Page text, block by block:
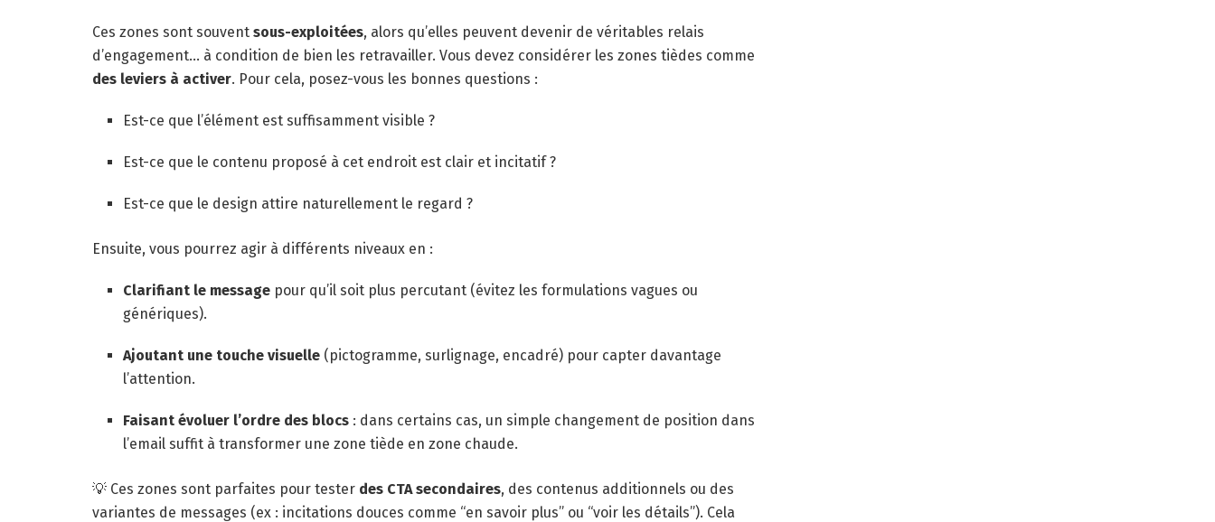
Ces zones sont souvent sous-exploitées, alors qu’elles peuvent devenir de véritables relais
d’engagement… à condition de bien les retravailler. Vous devez considérer les zones tièdes comme
des leviers à activer. Pour cela, posez-vous les bonnes questions :
Est-ce que l’élément est suffisamment visible ?
Est-ce que le contenu proposé à cet endroit est clair et incitatif ?
Est-ce que le design attire naturellement le regard ?
Ensuite, vous pourrez agir à différents niveaux en :
Clarifiant le message pour qu’il soit plus percutant (évitez les formulations vagues ou
génériques).
Ajoutant une touche visuelle (pictogramme, surlignage, encadré) pour capter davantage
l’attention.
Faisant évoluer l’ordre des blocs : dans certains cas, un simple changement de position dans
l’email suffit à transformer une zone tiède en zone chaude.
💡 Ces zones sont parfaites pour tester des CTA secondaires, des contenus additionnels ou des
variantes de messages (ex : incitations douces comme “en savoir plus” ou “voir les détails”). Cela